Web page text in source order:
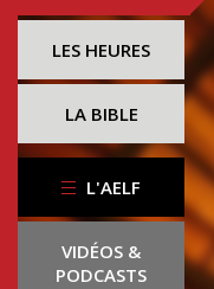
LES HEURES
LA BIBLE
L'AELF
VIDÉOS &
PODCASTS